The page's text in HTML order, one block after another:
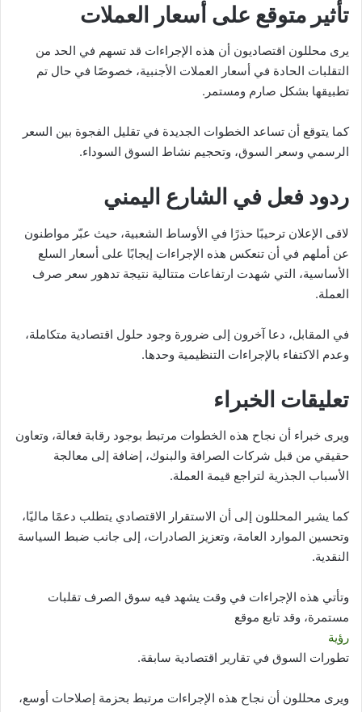
تأثير متوقع على أسعار العملات
يرى محللون اقتصاديون أن هذه الإجراءات قد تسهم في الحد من
التقلبات الحادة في أسعار العملات الأجنبية، خصوصًا في حال تم
تطبيقها بشكل صارم ومستمر.
كما يتوقع أن تساعد الخطوات الجديدة في تقليل الفجوة بين السعر
الرسمي وسعر السوق، وتحجيم نشاط السوق السوداء.
ردود فعل في الشارع اليمني
لاقى الإعلان ترحيبًا حذرًا في الأوساط الشعبية، حيث عبّر مواطنون
عن أملهم في أن تنعكس هذه الإجراءات إيجابًا على أسعار السلع
الأساسية، التي شهدت ارتفاعات متتالية نتيجة تدهور سعر صرف
العملة.
في المقابل، دعا آخرون إلى ضرورة وجود حلول اقتصادية متكاملة،
وعدم الاكتفاء بالإجراءات التنظيمية وحدها.
تعليقات الخبراء
ويرى خبراء أن نجاح هذه الخطوات مرتبط بوجود رقابة فعالة، وتعاون
حقيقي من قبل شركات الصرافة والبنوك، إضافة إلى معالجة
الأسباب الجذرية لتراجع قيمة العملة.
كما يشير المحللون إلى أن الاستقرار الاقتصادي يتطلب دعمًا ماليًا،
وتحسين الموارد العامة، وتعزيز الصادرات، إلى جانب ضبط السياسة
النقدية.
وتأتي هذه الإجراءات في وقت يشهد فيه سوق الصرف تقلبات
مستمرة، وقد تابع موقع
رؤية
تطورات السوق في تقارير اقتصادية سابقة.
ويرى محللون أن نجاح هذه الإجراءات مرتبط بحزمة إصلاحات أوسع،